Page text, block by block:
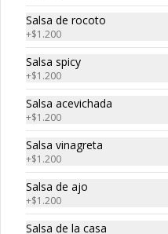
Edo roll
Camaron, salmon, queso crema
$5.530$7.900
Smoked roll
Salmon ahumado, queso cream,
cebollin
Salsa de rocoto
+$1.200
Salsa spicy
+$1.200
Salsa acevichada
+$1.200
Salsa vinagreta
+$1.200
Salsa de ajo
+$1.200
Salsa de la casa